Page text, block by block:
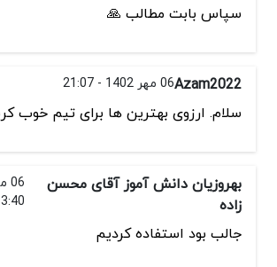
سپاس بابت مطالب 🙏
Azam202206 مهر 1402 - 21:07
سلام. ارزوی بهترین ها برای تیم خوب
بهروزیان دانش آموز آقای محسن
زاده
جالب بود استفاده کردیم